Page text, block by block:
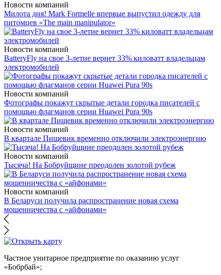
Новости компаний
Милота дня! Mark Formelle впервые выпустил одежду для
питомцев «The main manipulator»
Новости компаний
BatteryFly на свое 3-летие вернет 33% киловатт владельцам
электромобилей
Новости компаний
Фотографы покажут скрытые детали городка писателей с
помощью флагманов серии Huawei Pura 90s
Новости компаний
В квартале Пищевик временно отключили электроэнергию
Новости компаний
Тысяча! На Бобруйщине преодолен золотой рубеж
Новости компаний
В Беларуси получила распространение новая схема
мошенничества с «айфонами»
Частное унитарное предприятие по оказанию услуг
«Бобрбай»;